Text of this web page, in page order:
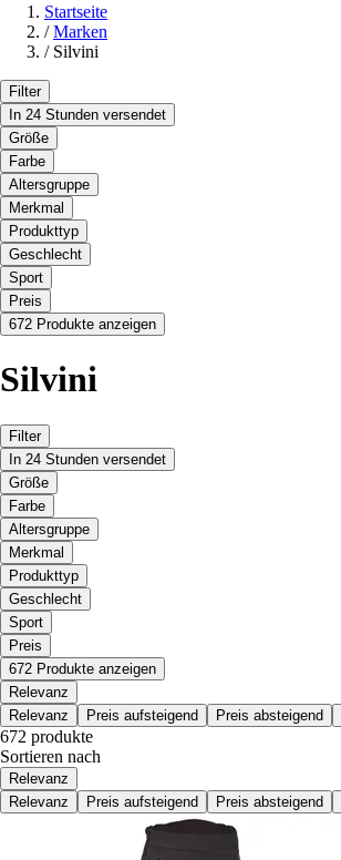
Startseite
/ Marken
/ Silvini
Filter
In 24 Stunden versendet
Größe
Farbe
Altersgruppe
Merkmal
Produkttyp
Geschlecht
Sport
Preis
672 Produkte anzeigen
Silvini
Filter
In 24 Stunden versendet
Größe
Farbe
Altersgruppe
Merkmal
Produkttyp
Geschlecht
Sport
Preis
672 Produkte anzeigen
Relevanz
Relevanz
Preis aufsteigend Preis absteigend
672 produkte
Sortieren nach
Relevanz
Relevanz
Preis aufsteigend Preis absteigend